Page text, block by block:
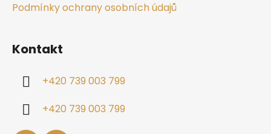
Podmínky ochrany osobních údajů
Kontakt
+420 739 003 799
+420 739 003 799